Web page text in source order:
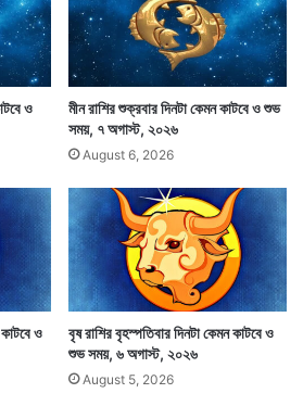
মাঝে মাঝে কিছুটা ভালো সময় থাকে।
শুভদায়ক। সেই সময়ের মধ্যে শুভকাজ
দিয়ে বলা যায়না। কারণ বিভিন্ন রাশি
শুভ ফলের মাত্রা কমবেশি হয়ে থাকে।
করা যায়। যেমন অমৃতযোগ ও
ও
মীন রাশির শুক্রবার দিনটা কেমন কাটবে ও শুভ
সময়, ৭ অগাস্ট, ২০২৬
August 6, 2026
ও
বৃষ রাশির বৃহস্পতিবার দিনটা কেমন কাটবে ও
শুভ সময়, ৬ অগাস্ট, ২০২৬
August 5, 2026